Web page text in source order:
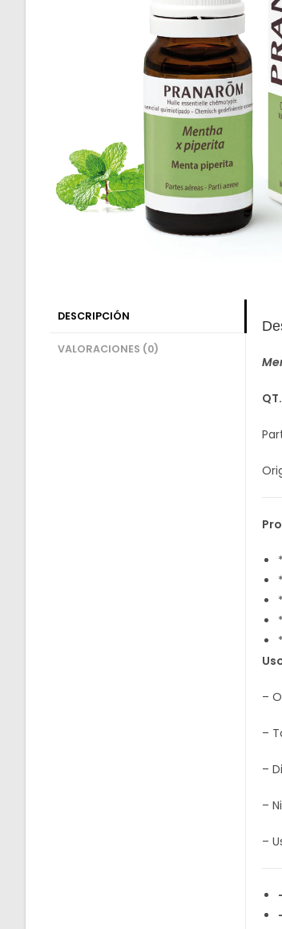
DESCRIPCIÓN
VALORACIONES (0)
–
–
–
–
–